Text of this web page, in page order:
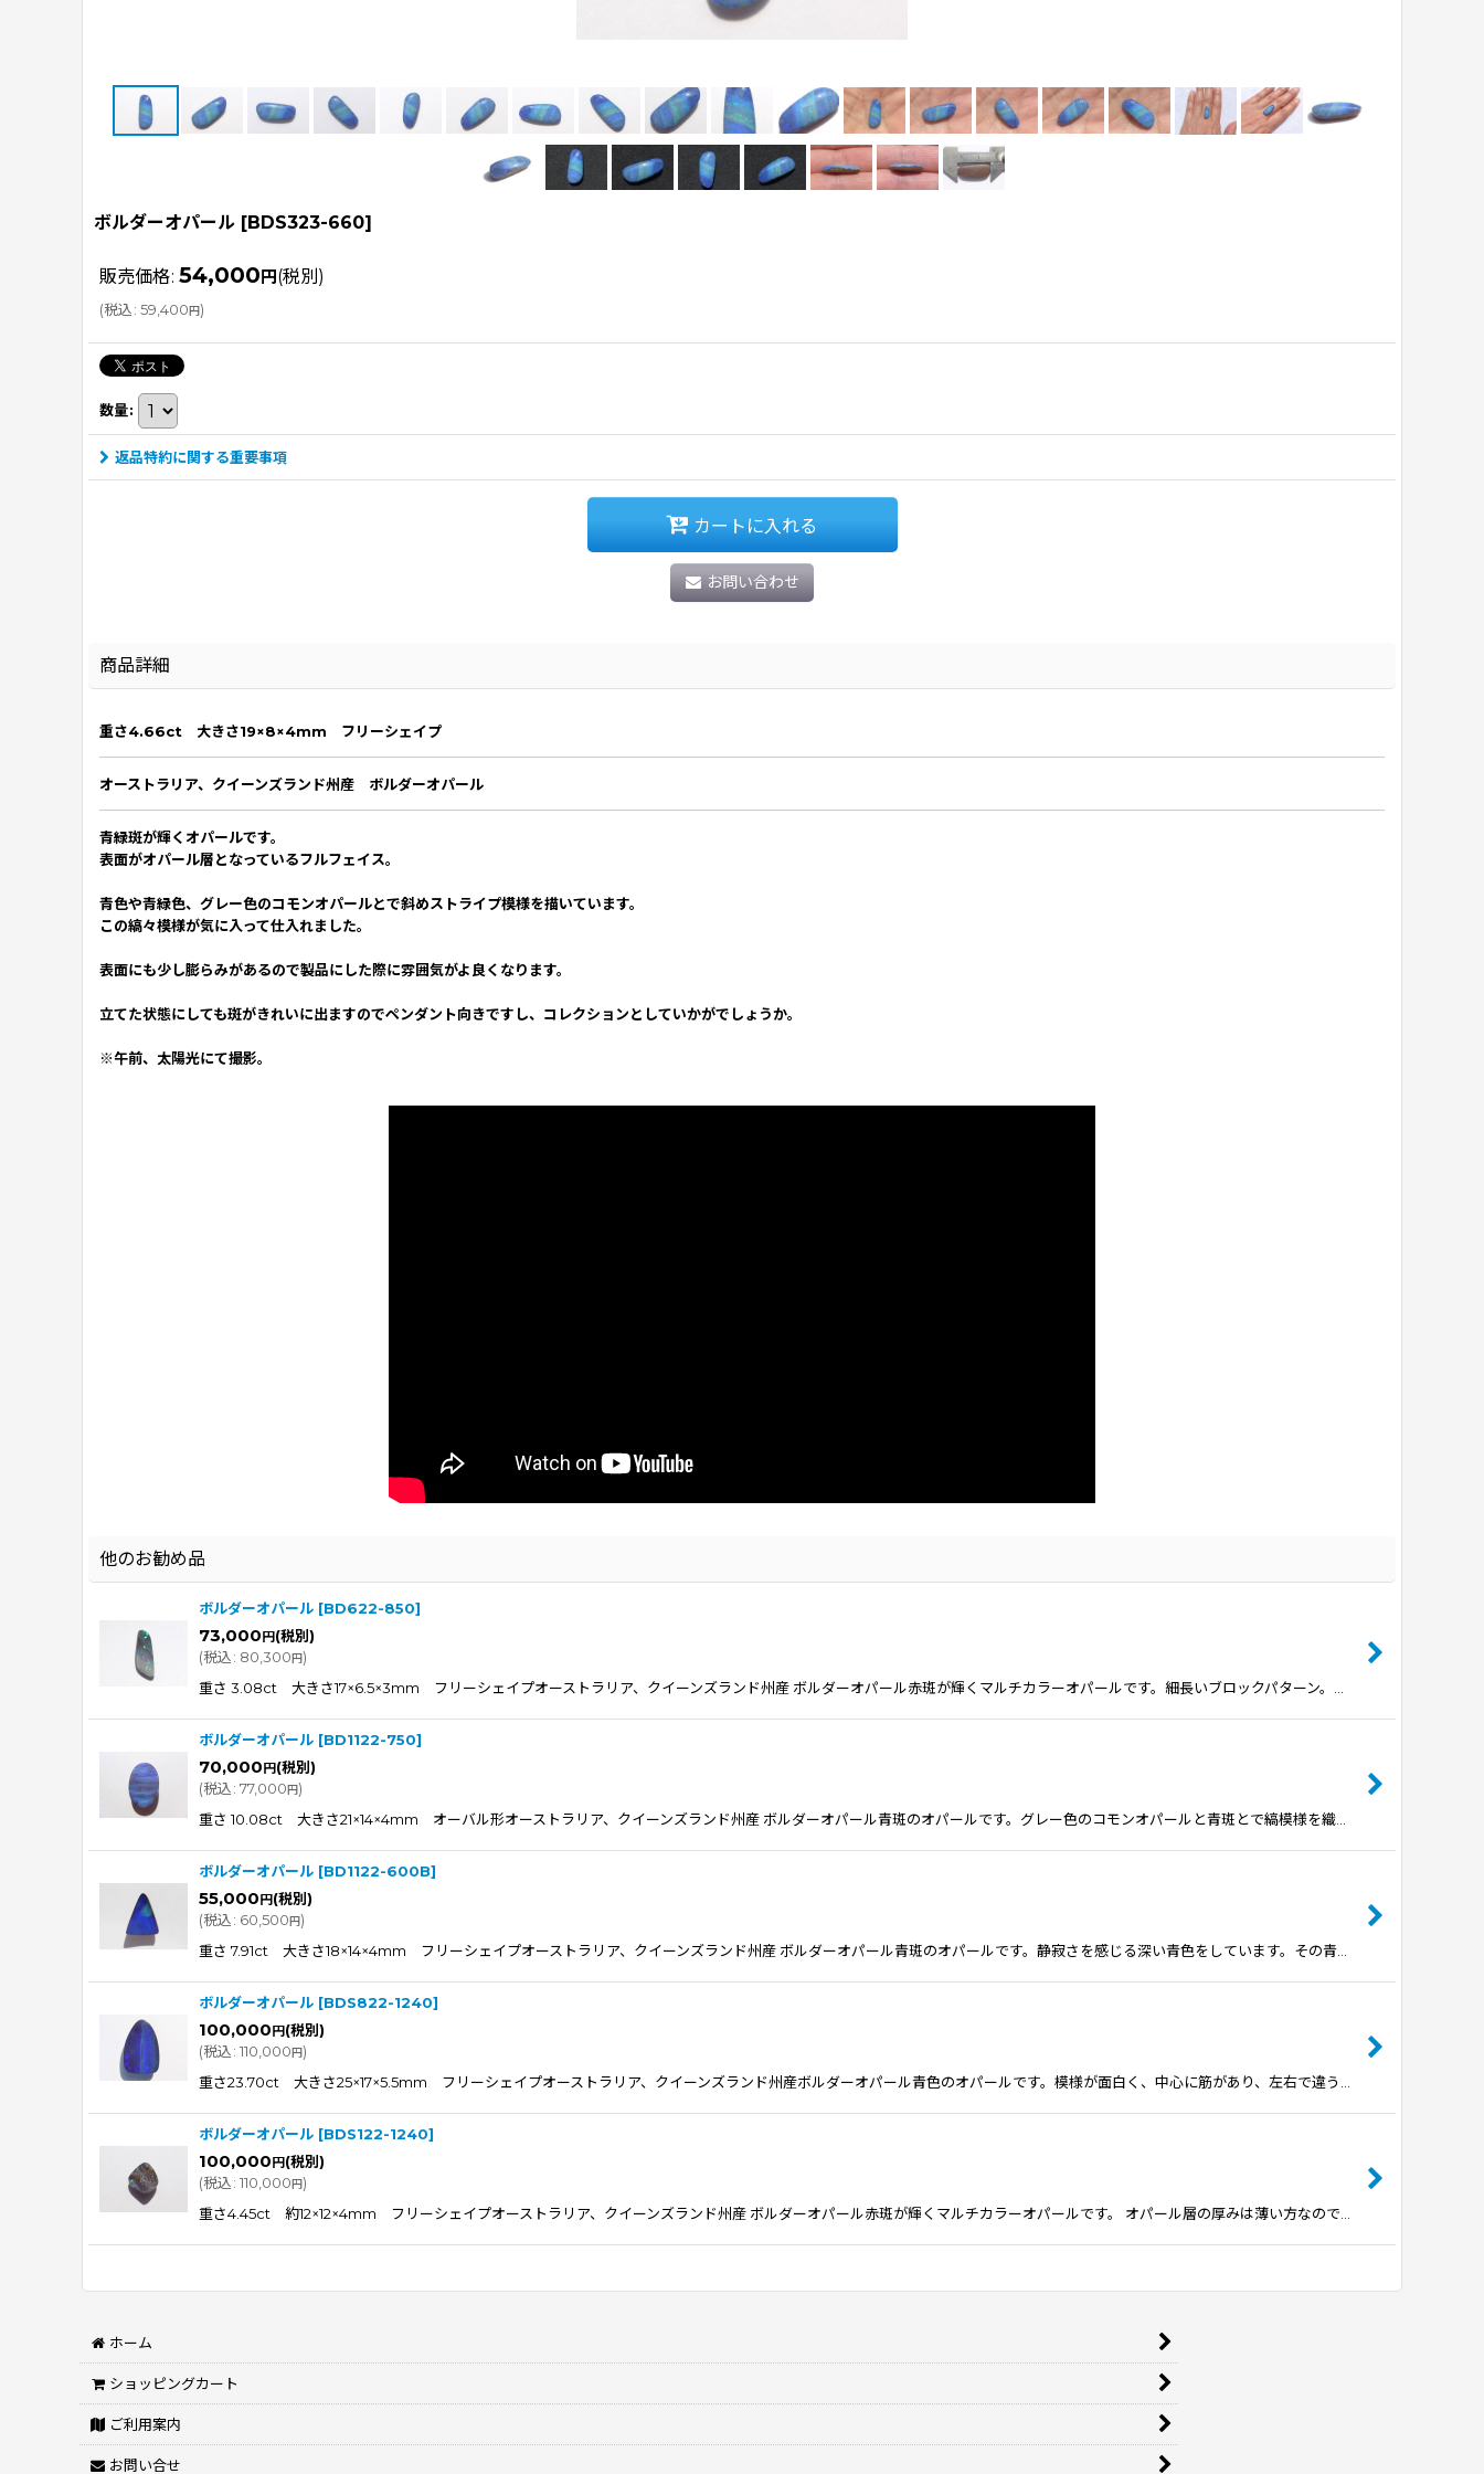
ボルダーオパール [BDS323-660]
販売価格: 54,000 円(税別)
(税込: 59,400 円)
数量:
返品特約に関する重要事項
カートに入れる
お問い合わせ
商品詳細
重さ4.66ct 大きさ19×8×4mm フリーシェイプ
オーストラリア、クイーンズランド州産 ボルダーオパール
青緑斑が輝くオパールです。
表面がオパール層となっているフルフェイス。
青色や青緑色、グレー色のコモンオパールとで斜めストライプ模様を描いています。
この縞々模様が気に入って仕入れました。
表面にも少し膨らみがあるので製品にした際に雰囲気がよ良くなります。
立てた状態にしても斑がきれいに出ますのでペンダント向きですし、コレクションとしていかがでしょうか。
※午前、太陽光にて撮影。
他のお勧め品
ボルダーオパール [BD622-850]
73,000 円 (税別)
(税込: 80,300 円)
重さ 3.08ct 大きさ17×6.5×3mm フリーシェイプオーストラリア、クイーンズランド州産 ボルダーオパール赤斑が輝くマルチカラーオパールです。細長いブロックパターン。…
ボルダーオパール [BD1122-750]
70,000 円 (税別)
(税込: 77,000 円)
重さ 10.08ct 大きさ21×14×4mm オーバル形オーストラリア、クイーンズランド州産 ボルダーオパール青斑のオパールです。グレー色のコモンオパールと青斑とで縞模様を織…
ボルダーオパール [BD1122-600B]
55,000 円 (税別)
(税込: 60,500 円)
重さ 7.91ct 大きさ18×14×4mm フリーシェイプオーストラリア、クイーンズランド州産 ボルダーオパール青斑のオパールです。静寂さを感じる深い青色をしています。その青…
ボルダーオパール [BDS822-1240]
100,000 円 (税別)
(税込: 110,000 円)
重さ23.70ct 大きさ25×17×5.5mm フリーシェイプオーストラリア、クイーンズランド州産ボルダーオパール青色のオパールです。模様が面白く、中心に筋があり、左右で違う…
ボルダーオパール [BDS122-1240]
100,000 円 (税別)
(税込: 110,000 円)
重さ4.45ct 約12×12×4mm フリーシェイプオーストラリア、クイーンズランド州産 ボルダーオパール赤斑が輝くマルチカラーオパールです。 オパール層の厚みは薄い方なので…
ホーム
ショッピングカート
ご利用案内
お問い合せ